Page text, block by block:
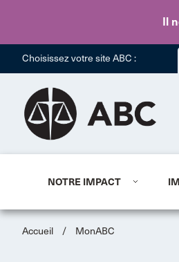
Il
Choisissez votre site ABC :
NOTRE IMPACT
Accueil / MonABC